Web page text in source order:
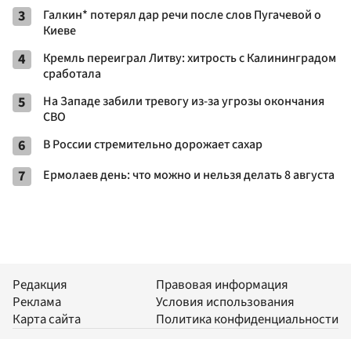
3
Галкин* потерял дар речи после слов Пугачевой о
Киеве
4
Кремль переиграл Литву: хитрость с Калининградом
сработала
5
На Западе забили тревогу из-за угрозы окончания
СВО
6 В России стремительно дорожает сахар
7 Ермолаев день: что можно и нельзя делать 8 августа
Редакция
Реклама
Карта сайта
Правовая информация
Условия использования
Политика конфиденциальности